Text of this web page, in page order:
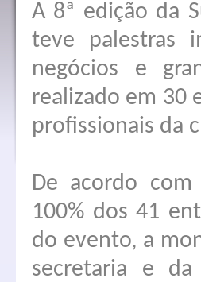
A 8ª edição da
teve palestras
negócios e
realizado em 30
profissionais da
De acordo
100% dos 41
do evento, a
secretaria e